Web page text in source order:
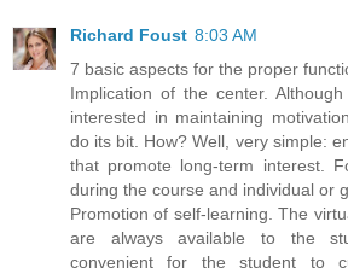
Richard Foust 8:03 AM
7 basic aspects for the proper
Implication of the center.
interested in maintaining
do its bit. How? Well, very simple:
that promote long-term interest.
during the course and individual or
Promotion of self-learning. The
are always available to the
convenient for the student to